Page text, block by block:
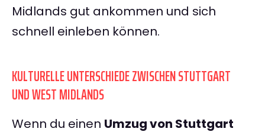
Midlands gut ankommen und sich
schnell einleben können.
KULTURELLE UNTERSCHIEDE ZWISCHEN STUTTGART
UND WEST MIDLANDS
Wenn du einen Umzug von Stuttgart